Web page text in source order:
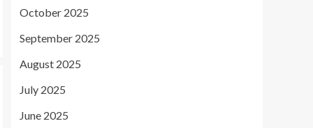
October 2025
September 2025
August 2025
July 2025
June 2025